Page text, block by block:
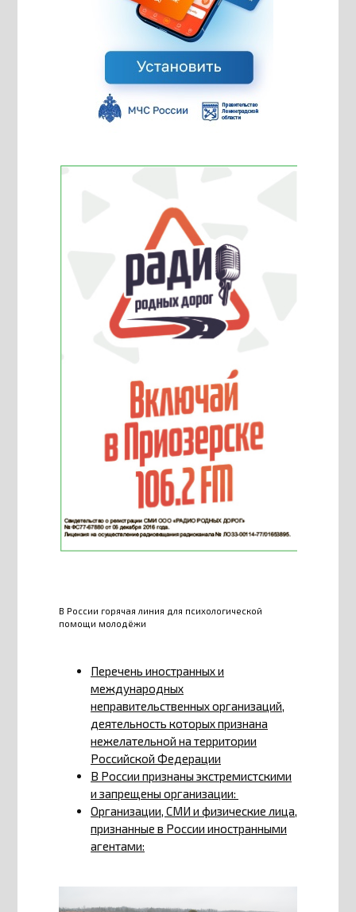
В России горячая линия для психологической
помощи молодёжи
Перечень иностранных и
международных
неправительственных организаций,
деятельность которых признана
нежелательной на территории
Российской Федерации
В России признаны экстремистскими
и запрещены организации:
Организации, СМИ и физические лица,
признанные в России иностранными
агентами: